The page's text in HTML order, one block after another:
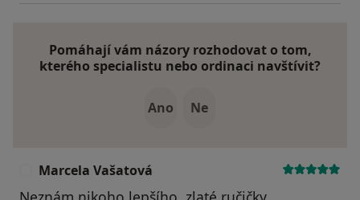
Pomáhají vám názory rozhodovat o tom,
kterého specialistu nebo ordinaci navštívit?
Ano Ne
Marcela Vašatová